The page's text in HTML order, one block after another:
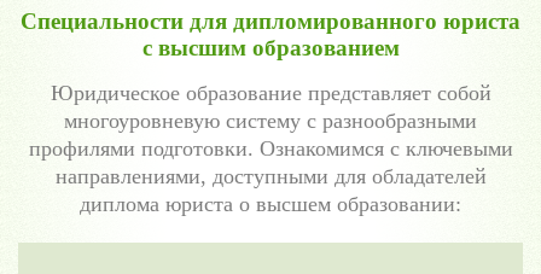
Специальности для дипломированного юриста
с высшим образованием
Юридическое образование представляет собой
многоуровневую систему с разнообразными
профилями подготовки. Ознакомимся с ключевыми
направлениями, доступными для обладателей
диплома юриста о высшем образовании: